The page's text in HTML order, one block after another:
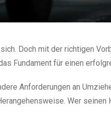
Doch mit der richtigen
Fundament für einen
Anforderungen an
Wer seinen